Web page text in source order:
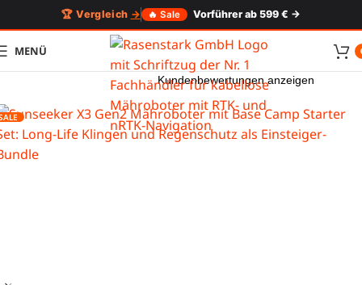
🏆 Vergleich → 🔥 Sale Vorführer ab 599 € →
MENÜ
Kundenbewertungen anzeigen